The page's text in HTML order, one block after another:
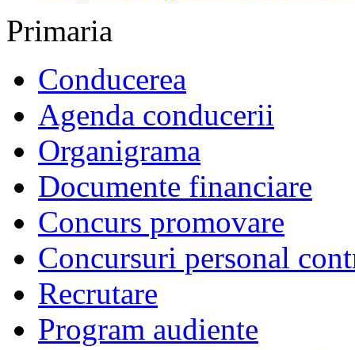
Primaria
Conducerea
Agenda conducerii
Organigrama
Documente financiare
Concurs promovare
Concursuri personal
Recrutare
Program audiente